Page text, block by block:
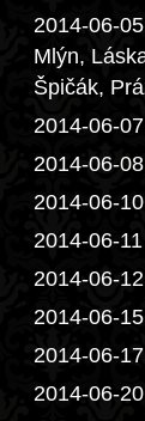
2014-06-
Mlýn,
Špičák,
2014-06-
2014-06-
2014-06-
2014-06-
2014-06-
2014-06-
2014-06-
2014-06-